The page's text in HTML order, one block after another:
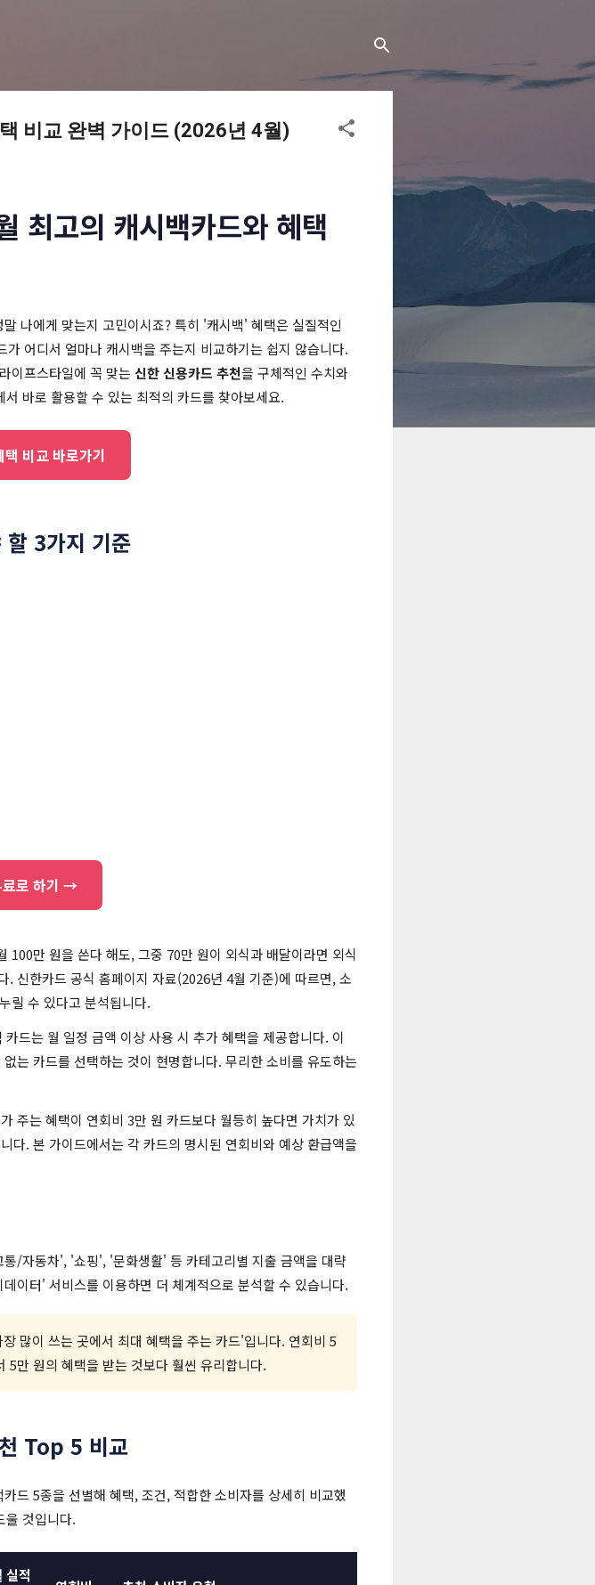
비교 완벽 가이드 (2026년 4월)
최고의 캐시백카드와 혜택
나에게 맞는지 고민이시죠? 특히 '캐시백' 혜택은 실질적인
어디서 얼마나 캐시백을 주는지 비교하기는 쉽지 않습니다.
이프스타일에 꼭 맞는 신한 신용카드 추천을 구체적인 수치와
바로 활용할 수 있는 최적의 카드를 찾아보세요.
비교 바로가기
할 3가지 기준
료로 하기 →
만 원을 쓴다 해도, 그중 70만 원이 외식과 배달이라면 외식
신한카드 공식 홈페이지 자료(2026년 4월 기준)에 따르면, 소
릴 수 있다고 분석됩니다.
드는 월 일정 금액 이상 사용 시 추가 혜택을 제공합니다. 이
는 카드를 선택하는 것이 현명합니다. 무리한 소비를 유도하는
주는 혜택이 연회비 3만 원 카드보다 월등히 높다면 가치가 있
다. 본 가이드에서는 각 카드의 명시된 연회비와 예상 환급액을
/자동차', '쇼핑', '문화생활' 등 카테고리별 지출 금액을 대략
이터' 서비스를 이용하면 더 체계적으로 분석할 수 있습니다.
많이 쓰는 곳에서 최대 혜택을 주는 카드'입니다. 연회비 5
5만 원의 혜택을 받는 것보다 훨씬 유리합니다.
Top 5 비교
드 5종을 선별해 혜택, 조건, 적합한 소비자를 상세히 비교했
울 것입니다.
실적